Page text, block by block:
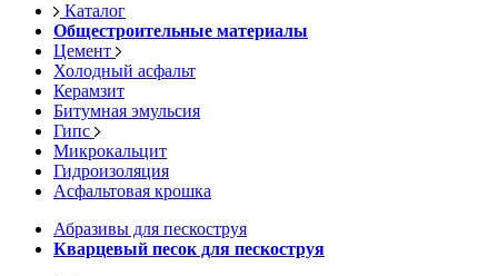
Каталог
Общестроительные материалы
Цемент
Холодный асфальт
Керамзит
Битумная эмульсия
Гипс
Микрокальцит
Гидроизоляция
Асфальтовая крошка
Абразивы для пескоструя
Кварцевый песок для пескоструя